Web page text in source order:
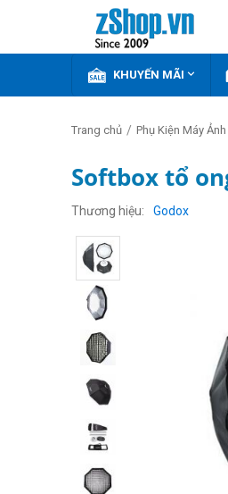
KHUYẾN MÃI 
Trang chủ / Phụ Kiện Máy Ảnh
Softbox tổ
Thương hiệu Godox